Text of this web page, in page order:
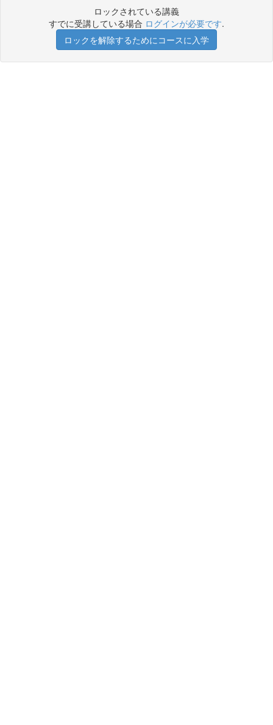
ロックされている講義
すでに受講している場合 ログインが必要です.
ロックを解除するためにコースに入学